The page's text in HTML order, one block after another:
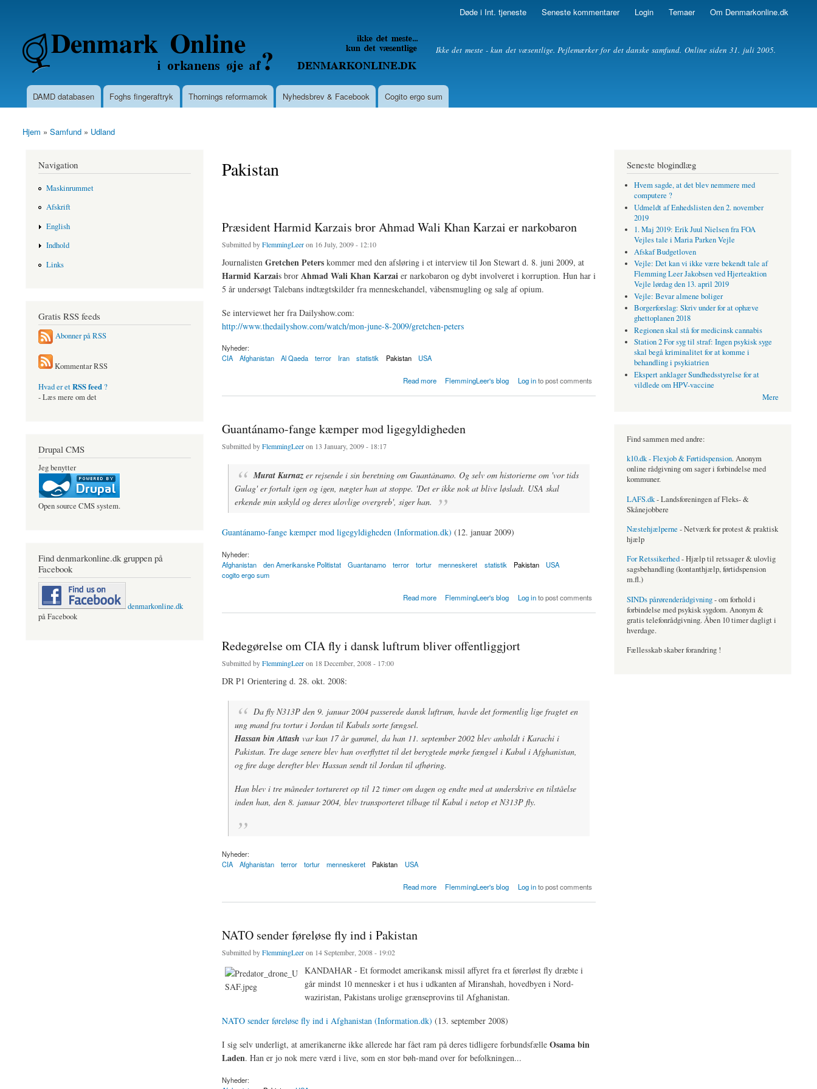
content
Døde i Int. tjeneste Seneste kommentarer Login Temaer Om Denmarkonline.dk
Denmarkonline.dk - blognyheder om politik Ikke det meste - kun det væsentlige. Pejlemærker for det danske samfund. Online siden 31. juli 2005.
Main menu
DAMD databasen Foghs fingeraftryk Thornings reformamok Nyhedsbrev & Facebook Cogito ergo sum
You are here
Hjem » Samfund » Udland
Pakistan
Præsident Harmid Karzais bror Ahmad Wali Khan Karzai er narkobaron
Submitted byFlemmingLeeron 16 July, 2009 - 12:10
Journalisten Gretchen Peterskommer med den afsløring i et interview til Jon Stewart d. 8. juni 2009, at
Harmid Karzais bror Ahmad Wali Khan Karzai er narkobaron og dybt involveret i korruption. Hun har i
5 år undersøgt Talebans indtægtskilder fra menneskehandel, våbensmugling og salg af opium.
Se interviewet her fra Dailyshow.com:
http://www.thedailyshow.com/watch/mon-june-8-2009/gretchen-peters
Nyheder:
CIA
Afghanistan Al Qaeda terror Iran statistik Pakistan USA
Read more
about Præsident Harmid Karzais bror Ahmad Wali Khan Karzai er narkobaronFlemmingLeer's blog Log into post comments
Guantánamo-fange kæmper mod ligegyldigheden
Submitted byFlemmingLeeron 13 January, 2009 - 18:17
Murat Kurnazer rejsende i sin beretning om Guantánamo. Og selv om historierne om 'vor tids
Gulag' er fortalt igen og igen, nægter han at stoppe. 'Det er ikke nok at blive løsladt. USA skal
erkende min uskyld og deres ulovlige overgreb', siger han.
Guantánamo-fange kæmper mod ligegyldigheden (Information.dk) (12. januar 2009)
Nyheder:
Afghanistan
den Amerikanske Politistat Guantanamo terror tortur menneskeret statistik Pakistan
USA
cogito ergo sum
Read more FlemmingLeer's blog Log into post comments
Redegørelse om CIA fly i dansk luftrum bliver offentliggjort
Submitted byFlemmingLeeron 18 December, 2008 - 17:00
DR P1 Orientering d. 28. okt. 2008:
Da fly N313P den 9. januar 2004 passerede dansk luftrum, havde det formentlig lige fragtet en
ung mand fra tortur i Jordan til Kabuls sorte fængsel.
Hassan bin Attash var kun 17 år gammel, da han 11. september 2002 blev anholdt i Karachi i
Pakistan. Tre dage senere blev han overflyttet til det berygtede mørke fængsel i Kabul i Afghanistan,
og fire dage derefter blev Hassan sendt til Jordan til afhøring.
Han blev i tre måneder tortureret op til 12 timer om dagen og endte med at underskrive en tilståelse
inden han, den 8. januar 2004, blev transporteret tilbage til Kabul i netop et N313P fly.
Nyheder:
CIA
Afghanistan terror tortur menneskeret Pakistan USA
Read more
about Redegørelse om CIA fly i dansk luftrum bliver offentliggjort FlemmingLeer's blog Log into post comments
NATO sender føreløse fly ind i Pakistan
Submitted byFlemmingLeeron 14 September, 2008 - 19:02
KANDAHAR - Et formodet amerikansk missil affyret fra et førerløst fly dræbte i
går mindst 10 mennesker i et hus i udkanten af Miranshah, hovedbyen i Nord-
waziristan, Pakistans urolige grænseprovins til Afghanistan.
NATO sender føreløse fly ind i Afghanistan (Information.dk) (13. september 2008)
I sig selv underligt, at amerikanerne ikke allerede har fået ram på deres tidligere forbundsfælle Osama bin
Laden. Han er jo nok mere værd i live, som en stor bøh-mand over for befolkningen...
Nyheder:
Navigation
Maskinrummet
Afskrift
English
Indhold
Links
Gratis RSS feeds
Abonner på RSS
Kommentar RSS
Hvad er etRSS feed ?
- Læs mere om det
Drupal CMS
Jeg benytter
Open source CMS system.
Find denmarkonline.dk gruppen på
Facebook
denmarkonline.dk
på Facebook
Seneste blogindlæg
Hvem sagde, at det blev nemmere med
computere ?
Udmeldt af Enhedslisten den 2. november
2019
1. Maj 2019: Erik Juul Nielsen fra FOA
Vejles tale i Maria Parken Vejle
Afskaf Budgetloven
Vejle: Det kan vi ikke være bekendt tale af
Flemming Leer Jakobsen ved Hjerteaktion
Vejle lørdag den 13. april 2019
Vejle: Bevar almene boliger
Borgerforslag: Skriv under for at ophæve
ghettoplanen 2018
Regionen skal stå for medicinsk cannabis
Station 2 For syg til straf: Ingen psykisk syge
skal begå kriminalitet for at komme i
behandling i psykiatrien
Ekspert anklager Sundhedsstyrelse for at
vildlede om HPV-vaccine
Mere
Find sammen med andre:
k10.dk - Flexjob & Førtidspension. Anonym
online rådgivning om sager i forbindelse med
kommuner.
LAFS.dk- Landsforeningen af Fleks- &
Skånejobbere
Næstehjælperne - Netværk for protest & praktisk
hjælp
For Retssikerhed- Hjælp til retssager & ulovlig
sagsbehandling (kontanthjælp, førtidspension
m.fl.)
SINDs pårørenderådgivning- om forhold i
forbindelse med psykisk sygdom. Anonym &
gratis telefonrådgivning. Åben 10 timer dagligt i
hverdage.
Fællesskab skaber forandring !